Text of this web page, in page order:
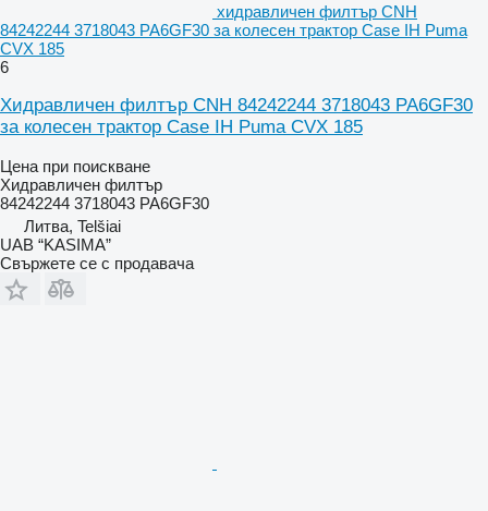
хидравличен филтър CNH
84242244 3718043 PA6GF30 за колесен трактор Case IH Puma
CVX 185
6
Хидравличен филтър CNH 84242244 3718043 PA6GF30
за колесен трактор Case IH Puma CVX 185
Цена при поискване
Хидравличен филтър
84242244 3718043 PA6GF30
Литва, Telšiai
UAB “KASIMA”
Свържете се с продавача